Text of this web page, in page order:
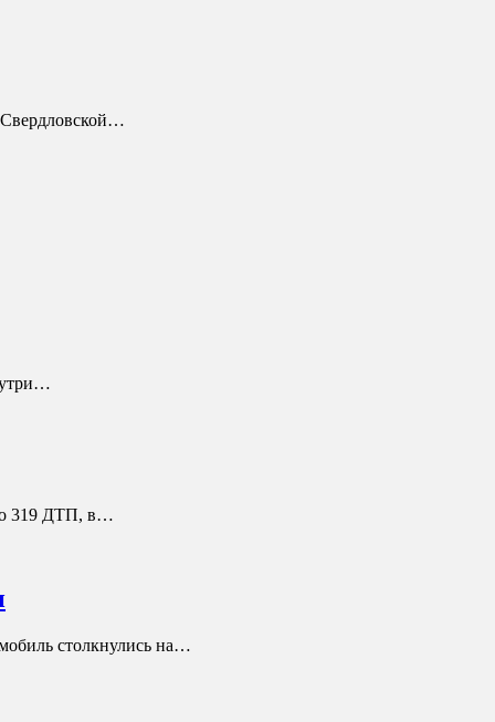
Свердловской…
319 ДТП, в…
столкнулись на…